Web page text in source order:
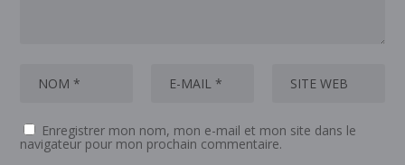
Enregistrer mon nom, mon e-mail et mon site dans le
navigateur pour mon prochain commentaire.